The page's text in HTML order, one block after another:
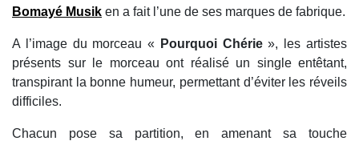
Bomayé Musik en a fait l’une de ses marques de fabrique.
A l’image du morceau « Pourquoi Chérie», les artistes
présents sur le morceau ont réalisé un single entêtant,
transpirant la bonne humeur, permettant d’éviter les réveils
difficiles.
Chacun pose sa partition, en amenant sa touche